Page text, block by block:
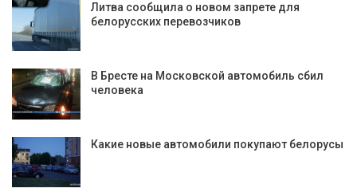
Литва сообщила о новом запрете для
белорусских перевозчиков
В Бресте на Московской автомобиль сбил
человека
Какие новые автомобили покупают белорусы